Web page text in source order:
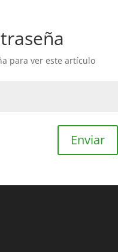
para ver este artículo
Enviar